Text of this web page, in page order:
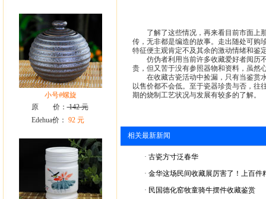
小号#螺旋
原 价：142 元
Edehua价： 92 元
了解了这些情况，再来看目前市面上那
传，无非都是编造的故事。走出随处可购
特征便主观肯定不及其余的激动情绪和鉴
仿伪者利用当前许多收藏爱好者阅历不
贵，但又苦于没有参照器物和资料，虽然
在收藏古瓷活动中捡漏，只有当鉴赏水
以售价都不会低。至于瓷器珍贵与否，往
期的烧制工艺状况与发展有较多的了解。
相关最新新闻
· 古瓷方寸泛春华
· 金华这场民间收藏展厉害了！上百件
· 民国德化窑牧童骑牛摆件收藏鉴赏